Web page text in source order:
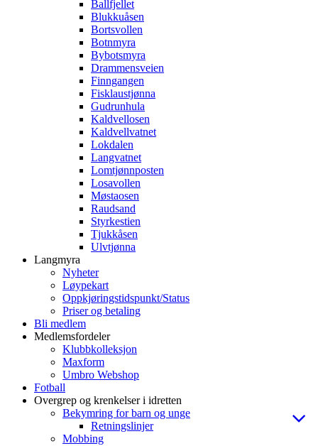
Ballfjellet
Blukkuåsen
Bortsvollen
Botnmyra
Bybotsmyra
Drammensveien
Finngangen
Fisklaustjønna
Gudrunhula
Kaldvellosen
Kaldvellvatnet
Lokdalen
Langvatnet
Lomtjønnposten
Losavollen
Møstaosen
Raudsand
Styrkestien
Tjukkåsen
Ulvtjønna
Langmyra
Nyheter
Løypekart
Oppkjøringstidspunkt/Status
Priser og betaling
Bli medlem
Medlemsfordeler
Klubbkolleksjon
Maxform
Umbro Webshop
Fotball
Overgrep og krenkelser i idretten
Bekymring for barn og unge
Retningslinjer
Mobbing